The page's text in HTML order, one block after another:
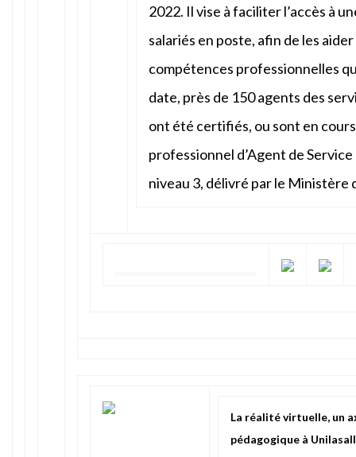
2022. Il vise à faciliter l’accès à
salariés en poste, afin de les
compétences professionnelles
date, près de 150 agents des
ont été certifiés, ou sont en
professionnel d’Agent de
niveau 3, délivré par le Ministère
La réalité virtuelle, un
pédagogique à